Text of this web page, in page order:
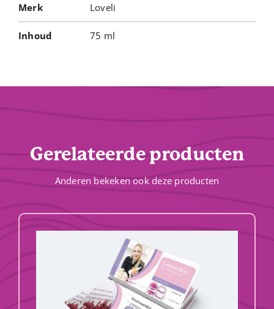
Merk Loveli
Inhoud 75 ml
Gerelateerde producten
Anderen bekeken ook deze producten